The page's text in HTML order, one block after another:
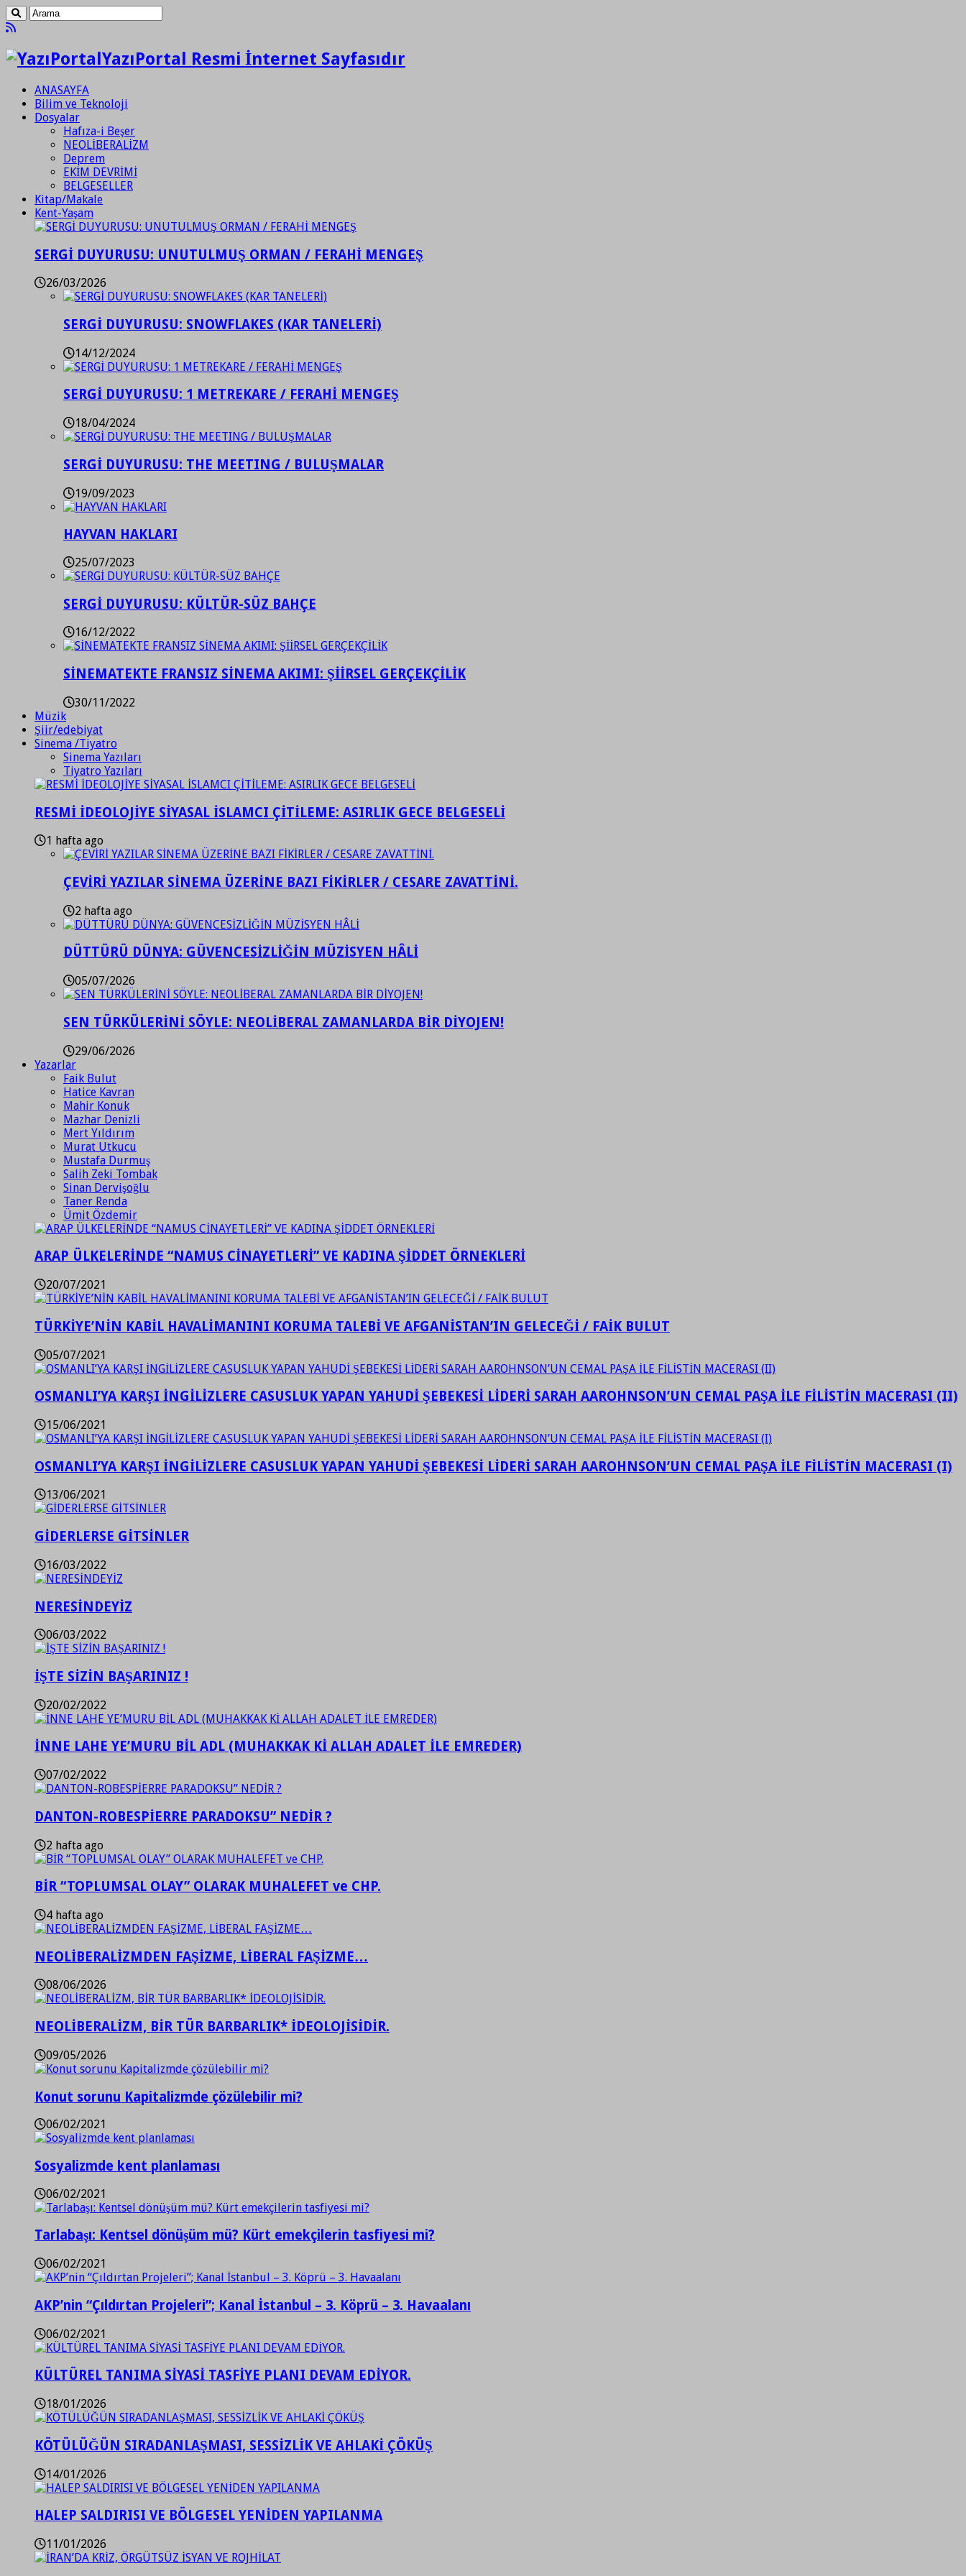
YazıPortal Resmi İnternet Sayfasıdır
ANASAYFA
Bilim ve Teknoloji
Dosyalar
Hafıza-i Beşer
NEOLİBERALİZM
Deprem
EKİM DEVRİMİ
BELGESELLER
Kitap/Makale
Kent-Yaşam
SERGİ DUYURUSU: UNUTULMUŞ ORMAN / FERAHİ MENGEŞ
26/03/2026
SERGİ DUYURUSU: SNOWFLAKES (KAR TANELERİ)
14/12/2024
SERGİ DUYURUSU: 1 METREKARE / FERAHİ MENGEŞ
18/04/2024
SERGİ DUYURUSU: THE MEETING / BULUŞMALAR
19/09/2023
HAYVAN HAKLARI
25/07/2023
SERGİ DUYURUSU: KÜLTÜR-SÜZ BAHÇE
16/12/2022
SİNEMATEKTE FRANSIZ SİNEMA AKIMI: ŞİİRSEL GERÇEKÇİLİK
30/11/2022
Müzik
Şiir/edebiyat
Sinema /Tiyatro
Sinema Yazıları
Tiyatro Yazıları
RESMİ İDEOLOJİYE SİYASAL İSLAMCI ÇİTİLEME: ASIRLIK GECE BELGESELİ
1 hafta ago
ÇEVİRİ YAZILAR SİNEMA ÜZERİNE BAZI FİKİRLER / CESARE ZAVATTİNİ.
2 hafta ago
DÜTTÜRÜ DÜNYA: GÜVENCESİZLİĞİN MÜZİSYEN HÂLİ
05/07/2026
SEN TÜRKÜLERİNİ SÖYLE: NEOLİBERAL ZAMANLARDA BİR DİYOJEN!
29/06/2026
Yazarlar
Faik Bulut
Hatice Kavran
Mahir Konuk
Mazhar Denizli
Mert Yıldırım
Murat Utkucu
Mustafa Durmuş
Salih Zeki Tombak
Sinan Dervişoğlu
Taner Renda
Ümit Özdemir
ARAP ÜLKELERİNDE “NAMUS CİNAYETLERİ” VE KADINA ŞİDDET ÖRNEKLERİ
20/07/2021
TÜRKİYE’NİN KABİL HAVALİMANINI KORUMA TALEBİ VE AFGANİSTAN’IN GELECEĞİ / FAİK BULUT
05/07/2021
OSMANLI’YA KARŞI İNGİLİZLERE CASUSLUK YAPAN YAHUDİ ŞEBEKESİ LİDERİ SARAH AAROHNSON’UN CEMAL PAŞA İLE FİLİSTİN MACERASI (II)
15/06/2021
OSMANLI’YA KARŞI İNGİLİZLERE CASUSLUK YAPAN YAHUDİ ŞEBEKESİ LİDERİ SARAH AAROHNSON’UN CEMAL PAŞA İLE FİLİSTİN MACERASI (I)
13/06/2021
GİDERLERSE GİTSİNLER
16/03/2022
NERESİNDEYİZ
06/03/2022
İŞTE SİZİN BAŞARINIZ !
20/02/2022
İNNE LAHE YE’MURU BİL ADL (MUHAKKAK Kİ ALLAH ADALET İLE EMREDER)
07/02/2022
DANTON-ROBESPİERRE PARADOKSU” NEDİR ?
2 hafta ago
BİR “TOPLUMSAL OLAY” OLARAK MUHALEFET ve CHP.
4 hafta ago
NEOLİBERALİZMDEN FAŞİZME, LİBERAL FAŞİZME…
08/06/2026
NEOLİBERALİZM, BİR TÜR BARBARLIK* İDEOLOJİSİDİR.
09/05/2026
Konut sorunu Kapitalizmde çözülebilir mi?
06/02/2021
Sosyalizmde kent planlaması
06/02/2021
Tarlabaşı: Kentsel dönüşüm mü? Kürt emekçilerin tasfiyesi mi?
06/02/2021
AKP’nin “Çıldırtan Projeleri”; Kanal İstanbul – 3. Köprü – 3. Havaalanı
06/02/2021
KÜLTÜREL TANIMA SİYASİ TASFİYE PLANI DEVAM EDİYOR.
18/01/2026
KÖTÜLÜĞÜN SIRADANLAŞMASI, SESSİZLİK VE AHLAKİ ÇÖKÜŞ
14/01/2026
HALEP SALDIRISI VE BÖLGESEL YENİDEN YAPILANMA
11/01/2026